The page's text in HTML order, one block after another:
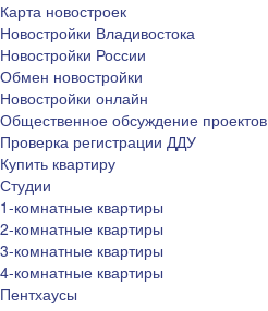
Карта новостроек
Новостройки Владивостока
Новостройки России
Обмен новостройки
Новостройки онлайн
Общественное обсуждение проектов
Проверка регистрации ДДУ
Купить квартиру
Студии
1-комнатные квартиры
2-комнатные квартиры
3-комнатные квартиры
4-комнатные квартиры
Пентхаусы